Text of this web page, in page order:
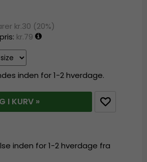
kr.30 (20%)
kr.79
inden for 1-2 hverdage.
I KURV »
inden for 1-2 hverdage fra